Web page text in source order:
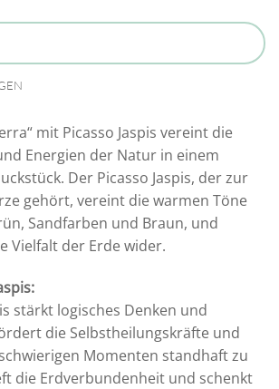
mit Picasso Jaspis vereint die
Energien der Natur in einem
Der Picasso Jaspis, der zur
gehört, vereint die warmen Töne
Sandfarben und Braun, und
Vielfalt der Erde wider.
stärkt logisches Denken und
die Selbstheilungskräfte und
Momenten standhaft zu
die Erdverbundenheit und schenkt